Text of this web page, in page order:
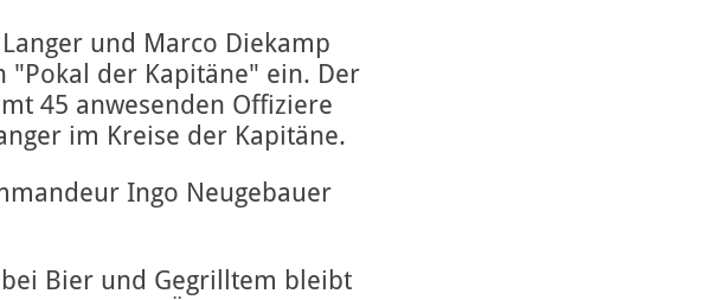
und Marco Diekamp
"Pokal der Kapitäne" ein. Der
45 anwesenden Offiziere
im Kreise der Kapitäne.
Ingo Neugebauer
Bier und Gegrilltem bleibt